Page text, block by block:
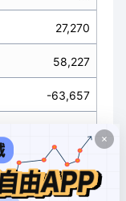
27,270
58,227
-63,657
27,151
21,840